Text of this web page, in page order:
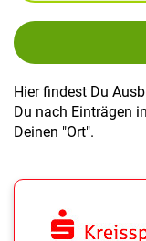
Hier findest Du
Du nach Einträgen
Deinen "Ort".